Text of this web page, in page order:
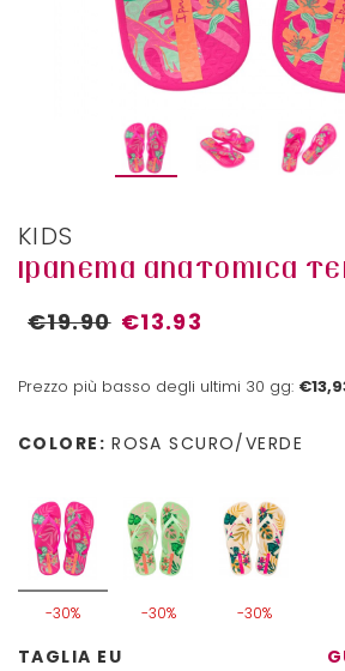
KIDS
IPANEMA ANATOMICA
€19.90 €13.93
Prezzo più basso degli ultimi 30 gg:
COLORE: ROSA SCURO/VERDE
-30% -30% -30%
TAGLIA EU